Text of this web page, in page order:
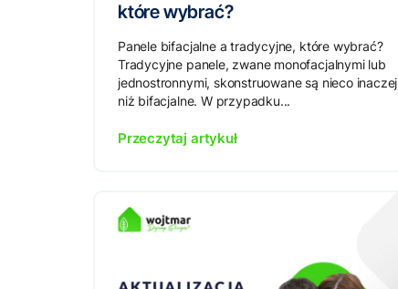
które wybrać?
Panele bifacjalne a tradycyjne, które wybrać?
Tradycyjne panele, zwane monofacjalnymi lub
jednostronnymi, skonstruowane są nieco inaczej
niż bifacjalne. W przypadku...
Przeczytaj artykuł